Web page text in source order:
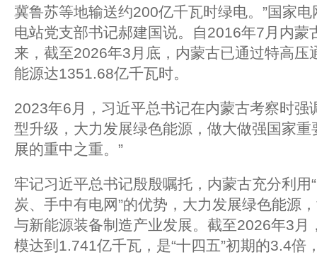
冀鲁苏等地输送约200亿千瓦时绿电。”国家
电站党支部书记郝建国说。自2016年7月内蒙
来，截至2026年3月底，内蒙古已通过特高压
能源达1351.68亿千瓦时。
2023年6月，习近平总书记在内蒙古考察时强
型升级，大力发展绿色能源，做大做强国家
展的重中之重。”
牢记习近平总书记殷殷嘱托，内蒙古充分利用
炭、手中有电网”的优势，大力发展绿色能源
与新能源装备制造产业发展。截至2026年3月
模达到1.741亿千瓦，是“十四五”初期的3.4倍